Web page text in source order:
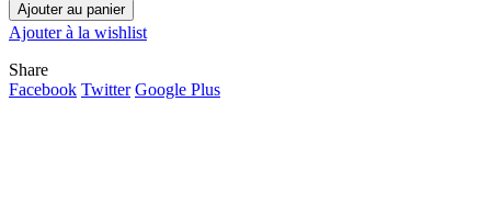
Ajouter au panier
Ajouter à la wishlist
Share
Facebook Twitter Google Plus